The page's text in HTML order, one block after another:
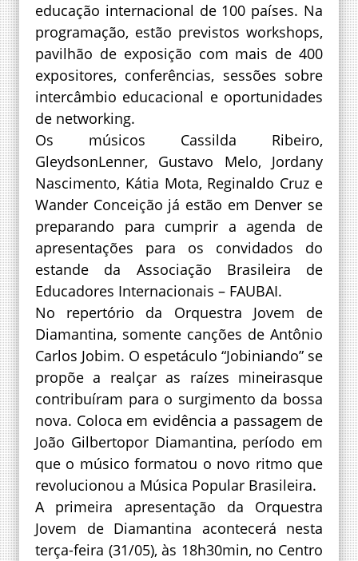
educação internacional de 100 países. Na
programação, estão previstos workshops,
pavilhão de exposição com mais de 400
expositores, conferências, sessões sobre
intercâmbio educacional e oportunidades
de networking.
Os músicos Cassilda Ribeiro,
GleydsonLenner, Gustavo Melo, Jordany
Nascimento, Kátia Mota, Reginaldo Cruz e
Wander Conceição já estão em Denver se
preparando para cumprir a agenda de
apresentações para os convidados do
estande da Associação Brasileira de
Educadores Internacionais – FAUBAI.
No repertório da Orquestra Jovem de
Diamantina, somente canções de Antônio
Carlos Jobim. O espetáculo “Jobiniando” se
propõe a realçar as raízes mineirasque
contribuíram para o surgimento da bossa
nova. Coloca em evidência a passagem de
João Gilbertopor Diamantina, período em
que o músico formatou o novo ritmo que
revolucionou a Música Popular Brasileira.
A primeira apresentação da Orquestra
Jovem de Diamantina acontecerá nesta
terça-feira (31/05), às 18h30min, no Centro